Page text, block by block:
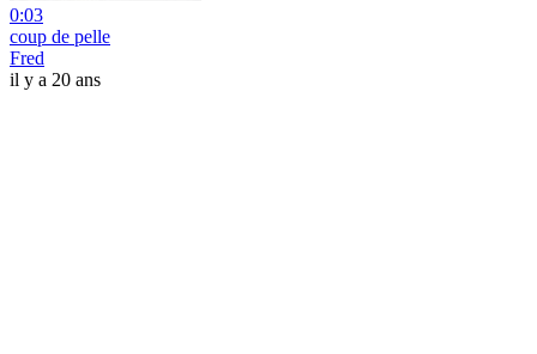
0:03
coup de pelle
Fred
il y a 20 ans